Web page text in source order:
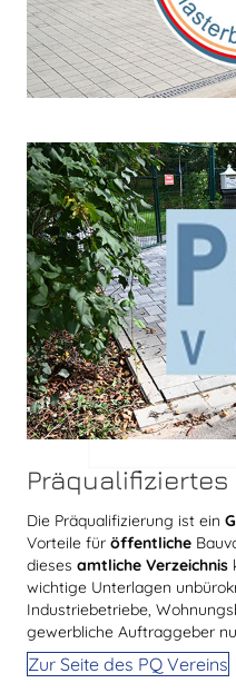
Die Präqualifizierung ist ein
Vorteile für öffentliche
dieses amtliche Verzeichnis
wichtige Unterlagen
Industriebetriebe,
gewerbliche Auftraggeber
Zur Seite des PQ Vereins